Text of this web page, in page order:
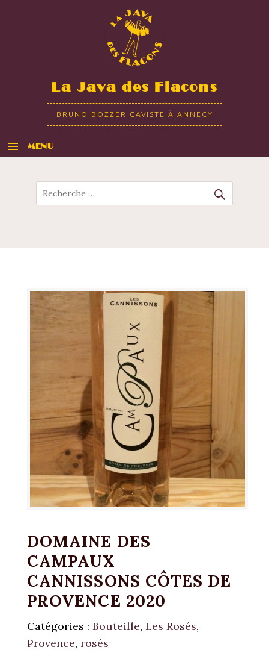
La Java des Flacons
BRUNO BOZZER CAVISTE À ANNECY
MENU
Recherche
DOMAINE DES
CAMPAUX
CANNISSONS CÔTES DE
PROVENCE 2020
Catégories : Bouteille, Les Rosés,
Provence, rosés